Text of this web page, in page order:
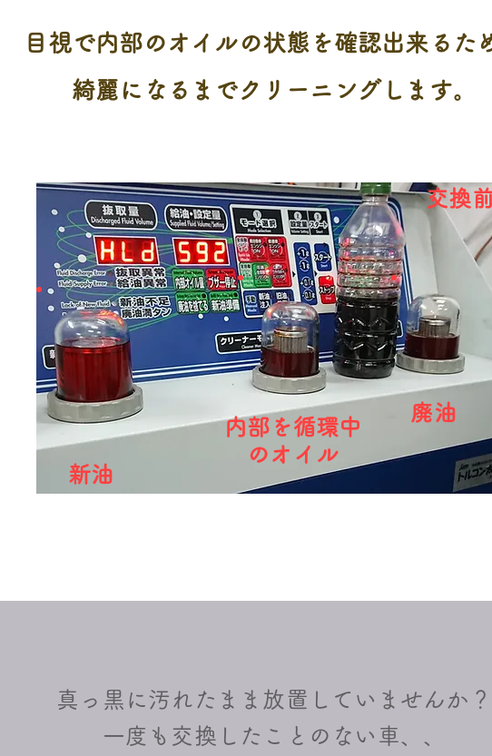
目視で内部のオイルの状態を確認出来るた
綺麗になるまでクリーニングします。
交換
​新油
内部を循環中
のオイル
廃油
真っ黒に汚れたまま放置していませんか？
​一度も交換したことのない車、、